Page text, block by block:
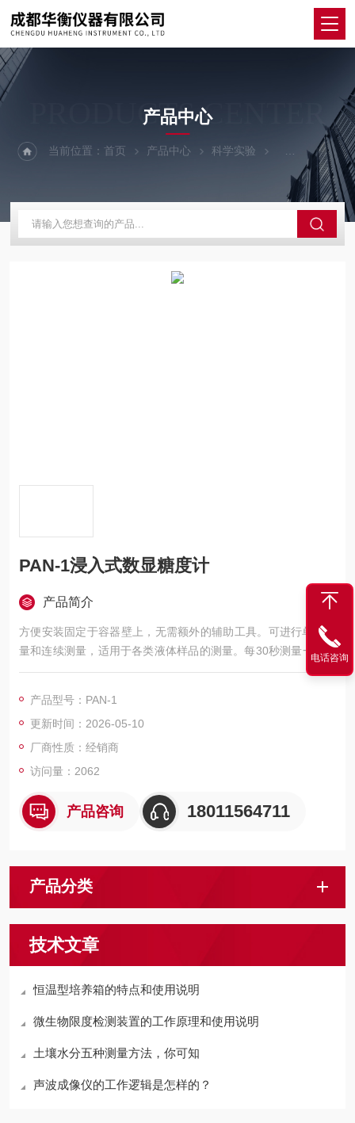
PRODUCTS CENTER
产品中心
当前位置：首页 产品中心 科学实验 其他仪器设备
PAN-1浸入式数显糖度计
产品简介
方便安装固定于容器壁上，无需额外的辅助工具。可进行单点测
量和连续测量，适用于各类液体样品的测量。每30秒测量一次，
可进行Brix值及温度的显示转换。
产品型号：PAN-1
更新时间：2026-05-10
厂商性质：经销商
访问量：2062
产品咨询 18011564711
产品分类
技术文章
恒温型培养箱的特点和使用说明
微生物限度检测装置的工作原理和使用说明
土壤水分五种测量方法，你可知
声波成像仪的工作逻辑是怎样的？
电话咨询